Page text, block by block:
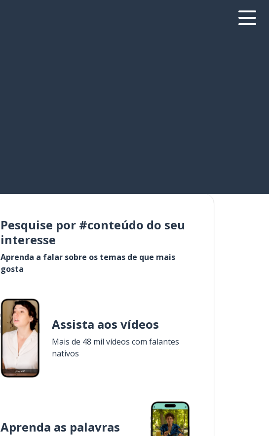
Pesquise por #conteúdo do seu
interesse
Aprenda a falar sobre os temas de que mais
gosta
Assista aos vídeos
Mais de 48 mil vídeos com falantes
nativos
Aprenda as palavras